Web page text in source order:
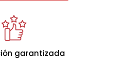
la suavidad de sus
pequeña variación en
están dotados de gran
garantizada